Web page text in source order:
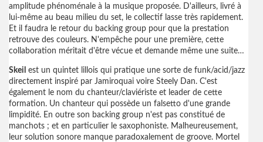
amplitude phénoménale à la musique proposée. D'ailleurs, livré à
lui-même au beau milieu du set, le collectif lasse très rapidement.
Et il faudra le retour du backing group pour que la prestation
retrouve des couleurs. N'empêche pour une première, cette
collaboration méritait d'être vécue et demande même une suite…
Skeil est un quintet lillois qui pratique une sorte de funk/acid/jazz
directement inspiré par Jamiroquai voire Steely Dan. C'est
également le nom du chanteur/claviériste et leader de cette
formation. Un chanteur qui possède un falsetto d'une grande
limpidité. En outre son backing group n'est pas constitué de
manchots ; et en particulier le saxophoniste. Malheureusement,
leur solution sonore manque paradoxalement de groove. Mortel